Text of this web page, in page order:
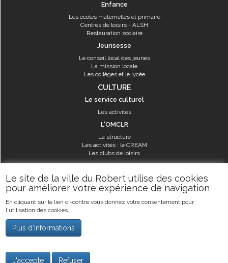
Le site de la ville du Robert utilise des cookies
pour améliorer votre expérience de navigation
En cliquant sur le lien ci-contre vous donnez votre consentement pour
l'utilisation des cookies.
Plus d'informations
J'accepte Refuser
Enfance
Les écoles maternelles et primaire
Centres de loisirs - ALSH
Restauration scolaire
Jeunsesse
Le conseil local des jeunes
La mission locale
Les collèges et le lycée
CULTURE
Le service culturel
Les activités
L'OMCLR
La structure
Les activités : le CREAM
Les clubs de loisirs
SPORT
Les équipements sportifs
Les aménagements municipaux
Les activités
©2019Ville du Robert